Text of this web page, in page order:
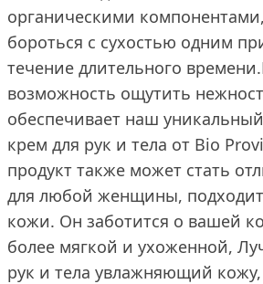
органическими
бороться с сухостью одним
течение длительного
возможность ощутить
обеспечивает наш
крем для рук и тела от Bio
продукт также может стать
для любой женщины, подходит
кожи. Он заботится о вашей
более мягкой и ухоженной,
рук и тела увлажняющий кожу,